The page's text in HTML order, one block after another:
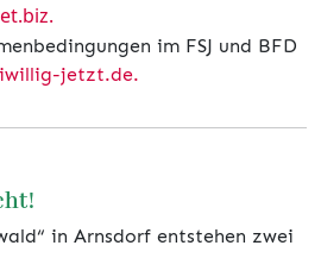
.
im FSJ und BFD
jetzt.de.
in Arnsdorf entstehen zwei